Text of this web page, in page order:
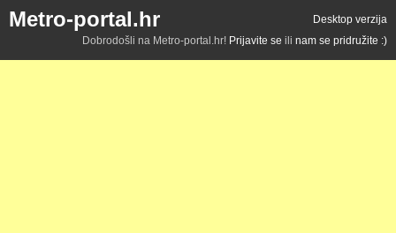
Metro-portal.hr
Desktop verzija
Dobrodošli na Metro-portal.hr! Prijavite se ili nam se pridružite :)